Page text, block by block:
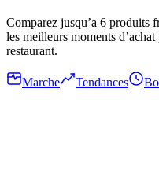
Comparez jusqu’a 6 produits
les meilleurs moments
restaurant.
Marche Tendances